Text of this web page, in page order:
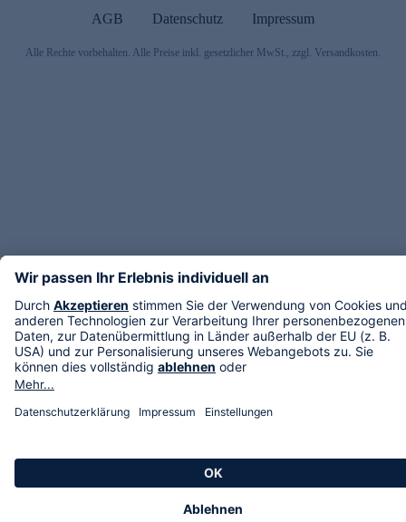
AGB Datenschutz Impressum
Alle Rechte vorbehalten. Alle Preise inkl. gesetzlicher MwSt., zzgl. Versandkosten.